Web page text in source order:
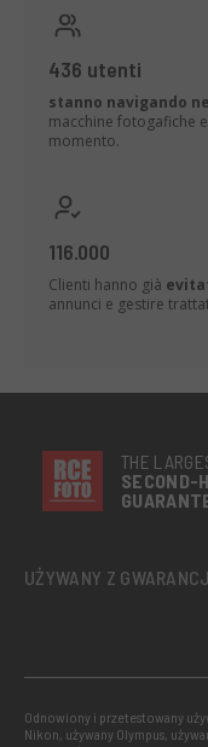
436 utenti
stanno navigando
macchine fotogafiche
momento.
116.000
Clienti hanno già
annunci e gestire
THE
SECOND-
UŻYWANY Z
Odnowiony i przetestowany
Nikon, używany Olympus,